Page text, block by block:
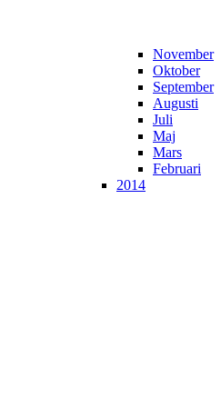
November
Oktober
September
Augusti
Juli
Maj
Mars
Februari
2014